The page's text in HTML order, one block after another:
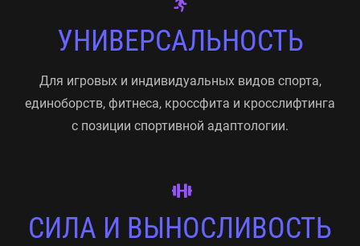
УНИВЕРСАЛЬНОСТЬ
Для игровых и индивидуальных видов спорта,
единоборств, фитнеса, кроссфита и кросслифтинга
с позиции спортивной адаптологии.
СИЛА И ВЫНОСЛИВОСТЬ